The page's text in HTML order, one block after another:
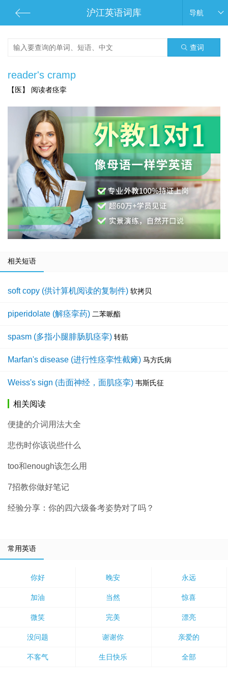
沪江英语词库 导航
查词
reader's cramp
【医】 阅读者痉挛
相关短语
soft copy (供计算机阅读的复制件) 软拷贝
piperidolate (解痉挛药) 二苯哌酯
spasm (多指小腿腓肠肌痉挛) 转筋
Marfan's disease (进行性痉挛性截瘫) 马方氏病
Weiss's sign (击面神经，面肌痉挛) 韦斯氏征
相关阅读
便捷的介词用法大全
悲伤时你该说些什么
too和enough该怎么用
7招教你做好笔记
经验分享：你的四六级备考姿势对了吗？
常用英语
你好 晚安 永远
加油 当然 惊喜
微笑 完美 漂亮
没问题 谢谢你 亲爱的
不客气 生日快乐 全部